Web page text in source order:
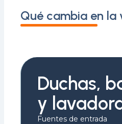
Qué cambia en
Duchas,
y
Fuentes de entrada